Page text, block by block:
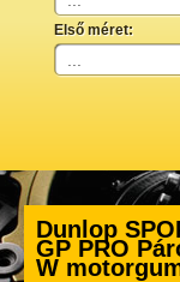
Első méret:
Dunlop
GP PRO
W